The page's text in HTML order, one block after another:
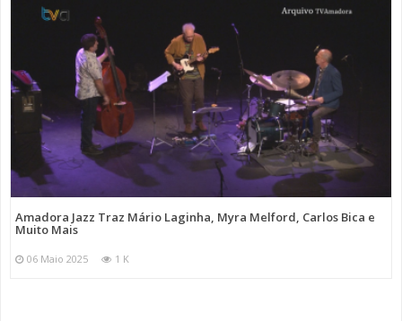
Amadora Jazz Traz Mário Laginha, Myra Melford, Carlos Bica e
Muito Mais
06 Maio 2025 1 K